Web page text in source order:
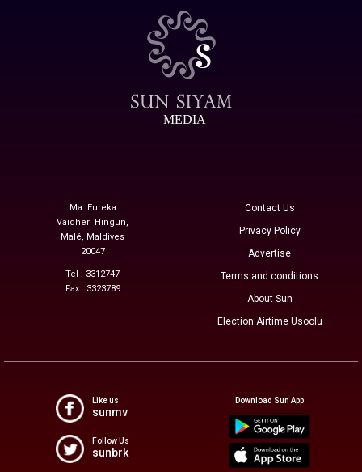
MEDIA
Ma. Eureka
Vaidheri Hingun,
Malé, Maldives
20047
Tel : 3312747
Fax : 3323789
Contact Us
Privacy Policy
Advertise
Terms and conditions
About Sun
Election Airtime Usoolu
Like us
sunmv
Follow Us
sunbrk
Download Sun App